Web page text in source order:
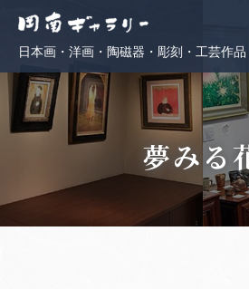
日本画・洋画・陶磁器・彫刻・工芸作
夢みる